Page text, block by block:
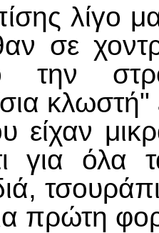
λίγο
σε
κλωστή"
είχαν
για όλα
πρώτη